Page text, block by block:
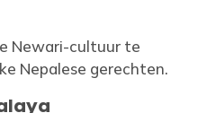
Newari-cultuur te
Nepalese gerechten.